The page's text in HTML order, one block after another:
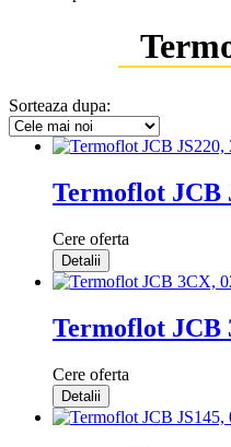
Sorteaza dupa:
Termoflot JCB
Cere oferta
Detalii
Termoflot JCB
Cere oferta
Detalii